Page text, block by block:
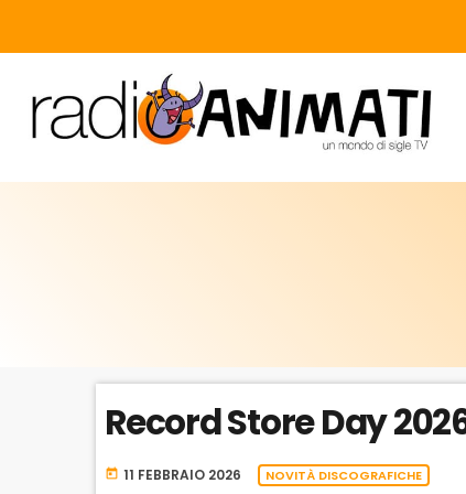
Record Store Day
today 11 FEBBRAIO 2026 NOVITÀ DISCOGRAFICHE